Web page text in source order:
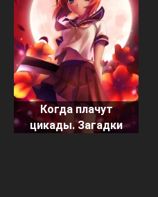
Когда плачут
цикады. Загадки